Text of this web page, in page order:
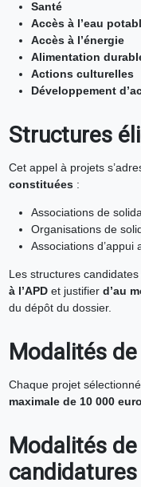
Santé
Accès à l’eau
Accès à l’énergie
Alimentation
Actions culturelles
Développement
Structures
Cet appel à projets
constituées:
Associations de
Organisations de
Associations d’appui
Les structures
à l’APDet justifier d’au
du dépôt du dossier.
Modalités
Chaque projet
maximale de 10 000
Modalités
candidatures